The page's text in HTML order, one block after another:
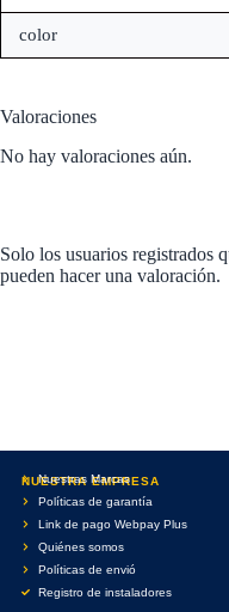
color
Valoraciones
No hay valoraciones aún.
Solo los usuarios registrados
pueden hacer una valoración.
NUESTRA EMPRESA
Nuestras Marcas
Políticas de garantía
Link de pago Webpay Plus
Quiénes somos
Políticas de envió
Registro de instaladores